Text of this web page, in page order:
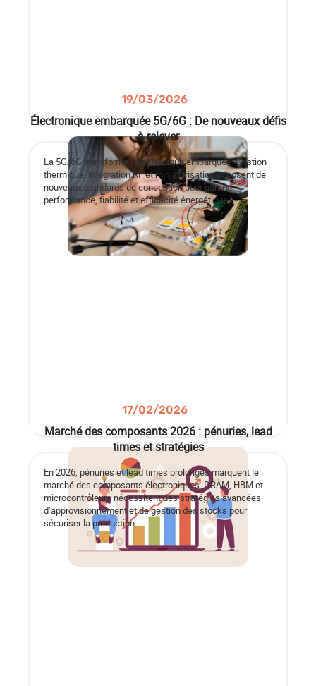
19/03/2026
Électronique embarquée 5G/6G : De nouveaux défis
à relever
La 5G/6G transforme l’électronique embarquée. Gestion
thermique, intégration RF et miniaturisation imposent de
nouveaux standards de conception pour garantir
performance, fiabilité et efficacité énergétique.
17/02/2026
Marché des composants 2026 : pénuries, lead
times et stratégies
En 2026, pénuries et lead times prolongés marquent le
marché des composants électroniques. DRAM, HBM et
microcontrôleurs nécessitent des stratégies avancées
d’approvisionnement et de gestion des stocks pour
sécuriser la production.